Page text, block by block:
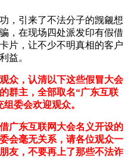
引来了不法分子的觊觎想
，在现场四处派发印有假借
片，让不少不明真相的客户
益。
众，认清以下这些假冒大会
群主，全部取名“广东互联
委会欢迎观众。
东互联网大会名义开设的
会毫无关系，请各位观众一
友，不要再上了那些不法诈